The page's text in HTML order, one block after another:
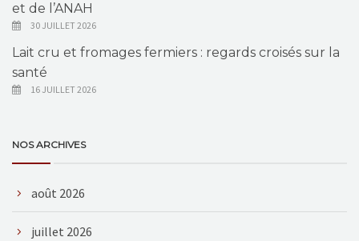
et de l’ANAH
30 JUILLET 2026
Lait cru et fromages fermiers : regards croisés sur la
santé
16 JUILLET 2026
NOS ARCHIVES
août 2026
juillet 2026